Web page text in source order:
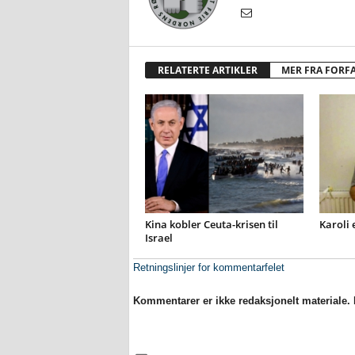
RELATERTE ARTIKLER MER FRA
Kina kobler Ceuta-krisen til
Israel
Karoli
Retningslinjer for kommentarfelet
Kommentarer er ikke redaksjonelt